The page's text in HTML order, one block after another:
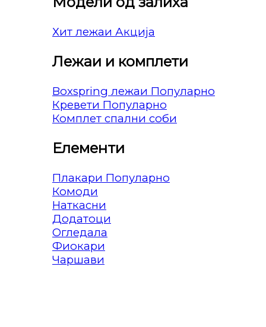
Хит лежаи
Лежаи и комплети
Boxspring лежаи
Кревети
Комплет спални соби
Елементи
Плакари
Комоди
Наткасни
Додатоци
Огледала
Фиокари
Чаршави